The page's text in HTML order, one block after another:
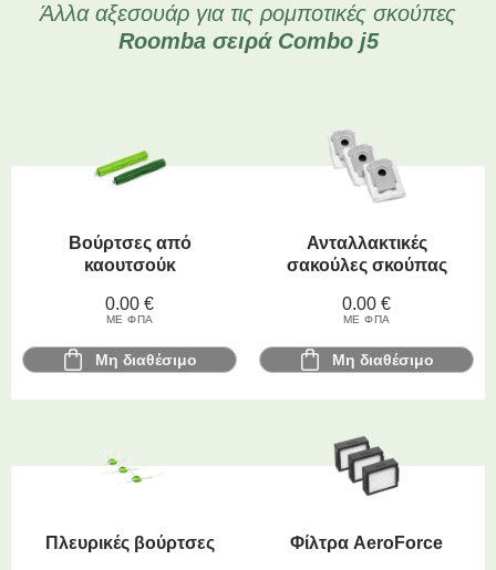
Άλλα αξεσουάρ για τις ρομποτικές σκούπες
Roomba σειρά Combo j5
Βούρτσες από
καουτσούκ
0.00 €
ΜΕ ΦΠΑ
Μη διαθέσιμο
Ανταλλακτικές
σακούλες σκούπας
0.00 €
ΜΕ ΦΠΑ
Μη διαθέσιμο
Πλευρικές βούρτσες Φίλτρα AeroForce